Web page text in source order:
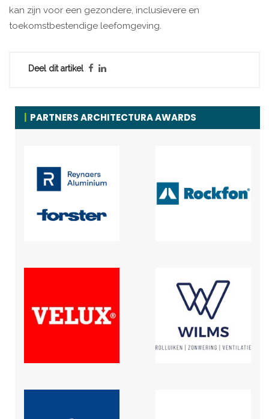
kan zijn voor een gezondere, inclusievere en
toekomstbestendige leefomgeving.
Deel dit artikel
PARTNERS ARCHITECTURA AWARDS